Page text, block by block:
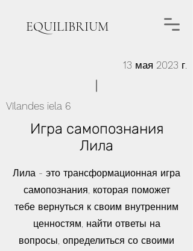
EQUILIBRIUM
13 мая 2023 г.
Vīlandes iela 6
Игра самопознания
Лила
Лила - это трансформационная игра
самопознания, которая поможет
тебе вернуться к своим внутренним
ценностям, найти ответы на
вопросы, определиться со своими